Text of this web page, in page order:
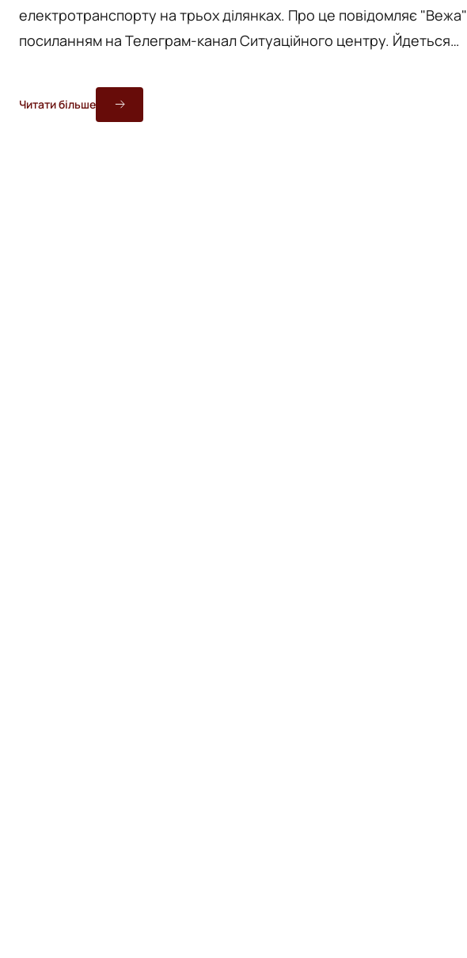
електротранспорту на трьох ділянках. Про це повідомляє "Вежа" з
посиланням на Телеграм-канал Ситуаційного центру. Йдеться
Соборна, - Келецька, Лебединського, Хмельницьке шосе, -
Електромережа. Станом на 16:30 "тягучка" на Староміському
Читати більше